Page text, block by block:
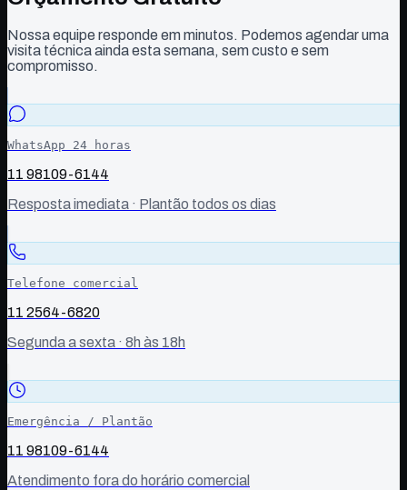
Nossa equipe responde em minutos. Podemos agendar uma
visita técnica ainda esta semana, sem custo e sem
compromisso.
WhatsApp 24 horas
11 98109-6144
Resposta imediata · Plantão todos os dias
Telefone comercial
11 2564-6820
Segunda a sexta · 8h às 18h
Emergência / Plantão
11 98109-6144
Atendimento fora do horário comercial